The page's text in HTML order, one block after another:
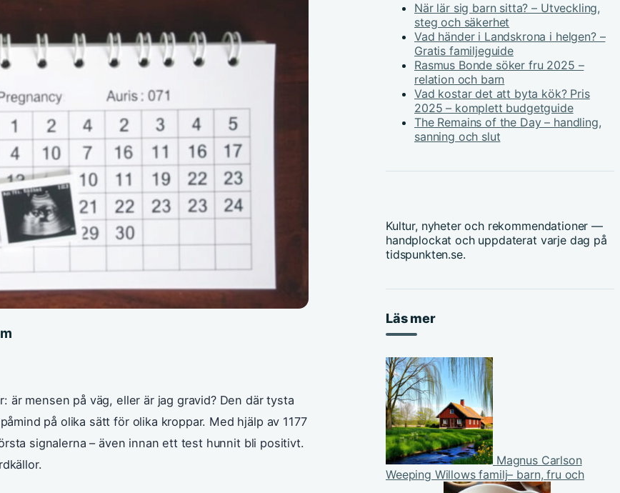
är mensen på väg, eller är jag gravid? Den där tysta
på olika sätt för olika kroppar. Med hjälp av 1177
signalerna – även innan ett test hunnit bli positivt.
När lär sig barn sitta? – Utveckling,
steg och säkerhet
Vad händer i Landskrona i helgen? –
Gratis familjeguide
Rasmus Bonde söker fru 2025 –
relation och barn
Vad kostar det att byta kök? Pris
2025 – komplett budgetguide
The Remains of the Day – handling,
sanning och slut
Kultur, nyheter och rekommendationer —
handplockat och uppdaterat varje dag på
tidspunkten.se.
Läs mer
Magnus Carlson
Weeping Willows familj– barn, fru och